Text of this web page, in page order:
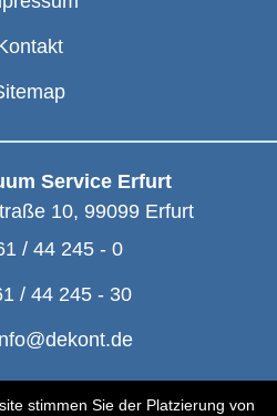
stimmen Sie der Platzierung von
Service Erfurt
10, 99099 Erfurt
/ 44 245 - 0
/ 44 245 - 30
1991 - 2026